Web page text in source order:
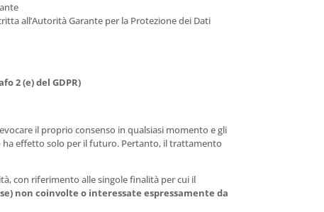
all’Autorità Garante per la Protezione dei Dati
2 (e) del GDPR)
il proprio consenso in qualsiasi momento e gli
ha effetto solo per il futuro. Pertanto, il trattamento
con riferimento alle singole finalità per cui il
non coinvolte o interessate espressamente da